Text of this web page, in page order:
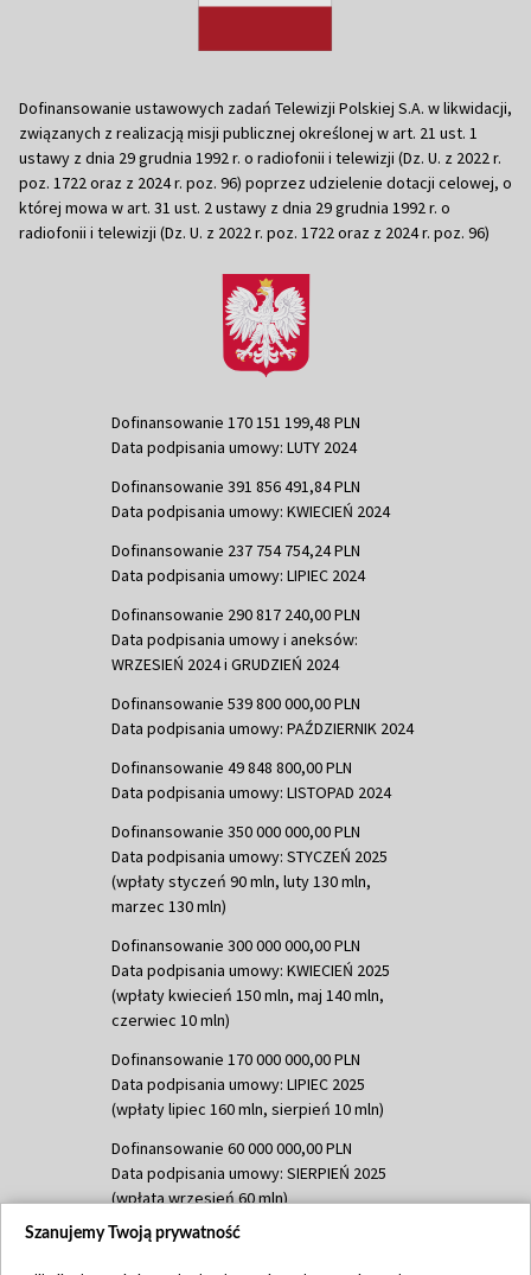
Dofinansowanie ustawowych zadań Telewizji Polskiej S.A. w likwidacji,
związanych z realizacją misji publicznej określonej w art. 21 ust. 1
ustawy z dnia 29 grudnia 1992 r. o radiofonii i telewizji (Dz. U. z 2022 r.
poz. 1722 oraz z 2024 r. poz. 96) poprzez udzielenie dotacji celowej, o
której mowa w art. 31 ust. 2 ustawy z dnia 29 grudnia 1992 r. o
radiofonii i telewizji (Dz. U. z 2022 r. poz. 1722 oraz z 2024 r. poz. 96)
Dofinansowanie 170 151 199,48 PLN
Data podpisania umowy: LUTY 2024
Dofinansowanie 391 856 491,84 PLN
Data podpisania umowy: KWIECIEŃ 2024
Dofinansowanie 237 754 754,24 PLN
Data podpisania umowy: LIPIEC 2024
Dofinansowanie 290 817 240,00 PLN
Data podpisania umowy i aneksów:
WRZESIEŃ 2024 i GRUDZIEŃ 2024
Dofinansowanie 539 800 000,00 PLN
Data podpisania umowy: PAŹDZIERNIK 2024
Dofinansowanie 49 848 800,00 PLN
Data podpisania umowy: LISTOPAD 2024
Dofinansowanie 350 000 000,00 PLN
Data podpisania umowy: STYCZEŃ 2025
(wpłaty styczeń 90 mln, luty 130 mln,
marzec 130 mln)
Dofinansowanie 300 000 000,00 PLN
Data podpisania umowy: KWIECIEŃ 2025
(wpłaty kwiecień 150 mln, maj 140 mln,
czerwiec 10 mln)
Dofinansowanie 170 000 000,00 PLN
Data podpisania umowy: LIPIEC 2025
(wpłaty lipiec 160 mln, sierpień 10 mln)
Dofinansowanie 60 000 000,00 PLN
Data podpisania umowy: SIERPIEŃ 2025
(wpłata wrzesień 60 mln)
Dofinansowanie 635 783 051,21 PLN
Szanujemy Twoją prywatność